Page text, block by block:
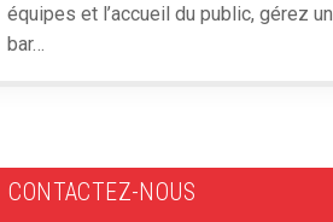
équipes et l’accueil du public, gérez un
bar…
CONTACTEZ-NOUS